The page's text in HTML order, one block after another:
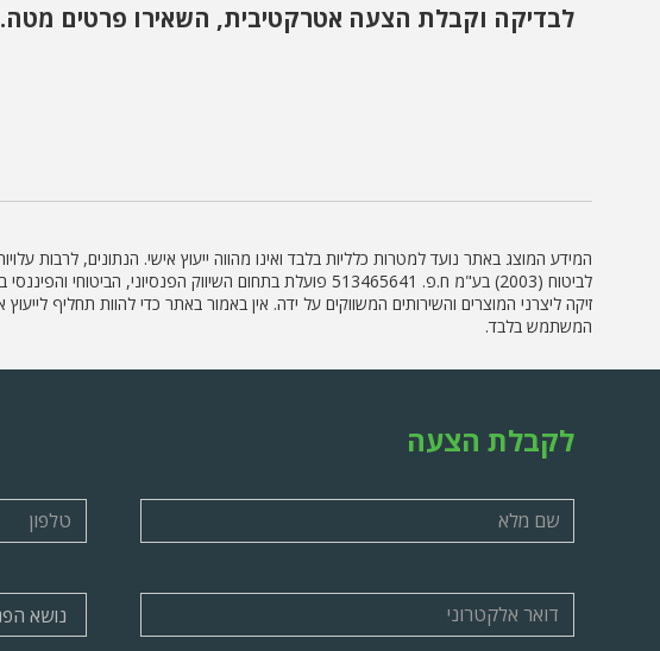
לבדיקה וקבלת הצעה אטרקטיבית, השאירו פרטים מטה.
המידע המוצג באתר נועד למטרות כלליות בלבד ואינו מהווה ייעוץ אישי. הנתונים, לרבות
לביטוח (2003) בע"מ ח.פ. 513465641 פועלת בתחום השיווק
זיקה ליצרני המוצרים והשירותים המשווקים על ידה. אין באמור באתר כדי להוות תחליף
המשתמש בלבד.
לקבלת הצעה